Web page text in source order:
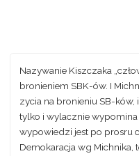
Nazywanie Kiszczaka
bronieniem SBK-ów. I
zycia na bronieniu SB-
tylko i wylacznie
wypowiedzi jest po prosru
Demokaracja wg